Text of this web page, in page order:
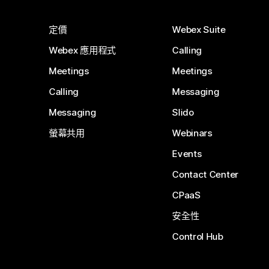
定價
Webex 應用程式
Meetings
Calling
Messaging
螢幕共用
Webex Suite
Calling
Meetings
Messaging
Slido
Webinars
Events
Contact Center
CPaaS
安全性
Control Hub